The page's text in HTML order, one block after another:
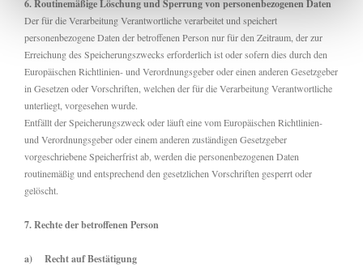
6. Routinemäßige Löschung und Sperrung von personenbezogenen Daten
Der für die Verarbeitung Verantwortliche verarbeitet und speichert
personenbezogene Daten der betroffenen Person nur für den Zeitraum, der zur
Erreichung des Speicherungszwecks erforderlich ist oder sofern dies durch den
Europäischen Richtlinien- und Verordnungsgeber oder einen anderen Gesetzgeber
in Gesetzen oder Vorschriften, welchen der für die Verarbeitung Verantwortliche
unterliegt, vorgesehen wurde.
Entfällt der Speicherungszweck oder läuft eine vom Europäischen Richtlinien-
und Verordnungsgeber oder einem anderen zuständigen Gesetzgeber
vorgeschriebene Speicherfrist ab, werden die personenbezogenen Daten
routinemäßig und entsprechend den gesetzlichen Vorschriften gesperrt oder
gelöscht.
7. Rechte der betroffenen Person
a) Recht auf Bestätigung